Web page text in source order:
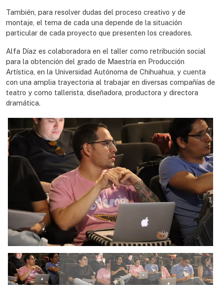
También, para resolver dudas del proceso creativo y de
montaje, el tema de cada una depende de la situación
particular de cada proyecto que presenten los creadores.
Alfa Díaz es colaboradora en el taller como retribución social
para la obtención del grado de Maestría en Producción
Artística, en la Universidad Autónoma de Chihuahua, y cuenta
con una amplia trayectoria al trabajar en diversas compañías de
teatro y como tallerista, diseñadora, productora y directora
dramática.